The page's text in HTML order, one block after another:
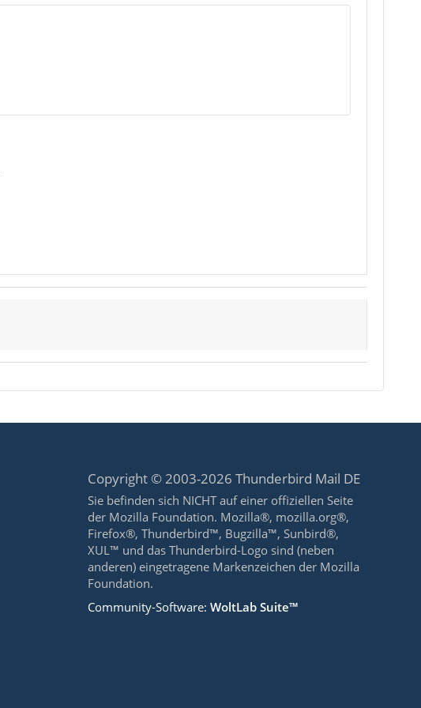
Copyright © 2003-2026 Thunderbird Mail DE
Sie befinden sich NICHT auf einer offiziellen Seite
der Mozilla Foundation. Mozilla®, mozilla.org®,
Firefox®, Thunderbird™, Bugzilla™, Sunbird®,
XUL™ und das Thunderbird-Logo sind (neben
anderen) eingetragene Markenzeichen der Mozilla
Foundation.
Community-Software:WoltLab Suite™